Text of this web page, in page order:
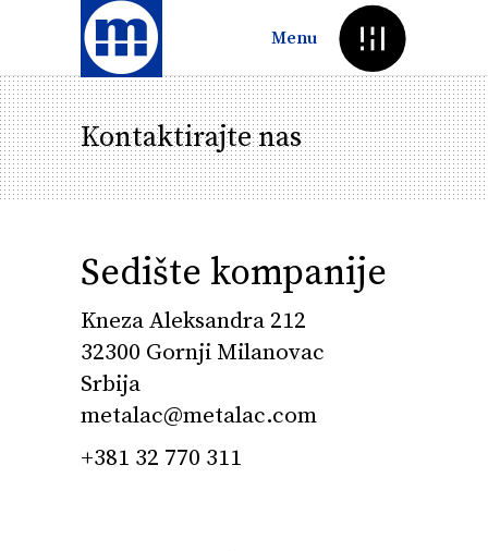
Menu
Kontaktirajte nas
Sedište kompanije
Kneza Aleksandra 212
32300 Gornji Milanovac
Srbija
metalac@metalac.com
+381 32 770 311